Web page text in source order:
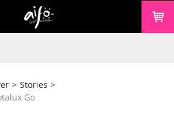
> Stories >
Go